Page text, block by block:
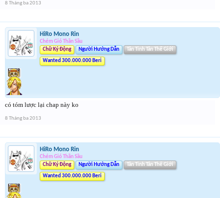
8 Tháng ba 2013
HiRo Mono Rin
Chém Gió Thần Sầu
Chữ Ký Động
Người Hướng Dẫn Tân Tinh Tân Thế Giới
Wanted 300.000.000 Beri
có tóm lược lại chap này ko
8 Tháng ba 2013
HiRo Mono Rin
Chém Gió Thần Sầu
Chữ Ký Động
Người Hướng Dẫn Tân Tinh Tân Thế Giới
Wanted 300.000.000 Beri